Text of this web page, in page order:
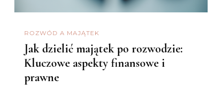
ROZWÓD A MAJĄTEK
Jak dzielić majątek po rozwodzie:
Kluczowe aspekty finansowe i
prawne